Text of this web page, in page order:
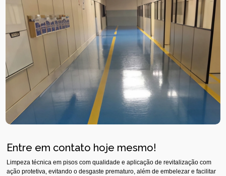
Entre em contato hoje mesmo!
Limpeza técnica em pisos com qualidade e aplicação de revitalização com
ação protetiva, evitando o desgaste prematuro, além de embelezar e facilitar